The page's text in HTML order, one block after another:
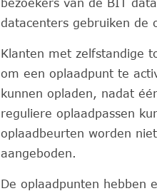
bezoekers van de BIT
datacenters gebruiken de
Klanten met zelfstandige
om een oplaadpunt te
kunnen opladen, nadat
reguliere oplaadpassen
oplaadbeurten worden
aangeboden.
De oplaadpunten hebben